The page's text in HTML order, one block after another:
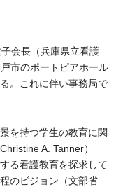
会長（兵庫県立看護
市のポートピアホール
。これに伴い事務局で
を持つ学生の教育に関
A. Tanner）
る看護教育を探求して
程のビジョン（文部省